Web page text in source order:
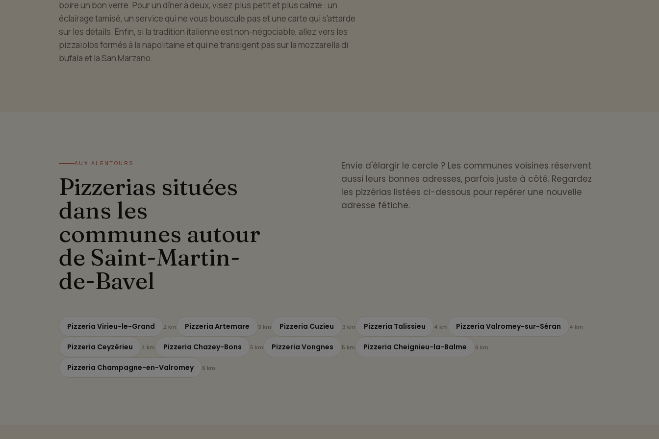
boire un bon verre. Pour un dîner à deux, visez plus petit et plus calme : un
éclairage tamisé, un service qui ne vous bouscule pas et une carte qui s'attarde
sur les détails. Enfin, si la tradition italienne est non-négociable, allez vers les
pizzaïolos formés à la napolitaine et qui ne transigent pas sur la mozzarella di
bufala et la San Marzano.
AUX ALENTOURS
Pizzerias situées
dans les
communes autour
de Saint-Martin-
de-Bavel
Envie d'élargir le cercle ? Les communes voisines réservent
aussi leurs bonnes adresses, parfois juste à côté. Regardez
les pizzérias listées ci-dessous pour repérer une nouvelle
adresse fétiche.
Pizzeria Virieu-le-Grand 2 km Pizzeria Artemare 3 km Pizzeria Cuzieu 3 km Pizzeria Talissieu 4 km Pizzeria Valromey-sur-Séran 4 km
Pizzeria Ceyzérieu 4 km Pizzeria Chazey-Bons 5 km Pizzeria Vongnes 5 km Pizzeria Cheignieu-la-Balme 6 km
Pizzeria Champagne-en-Valromey 6 km